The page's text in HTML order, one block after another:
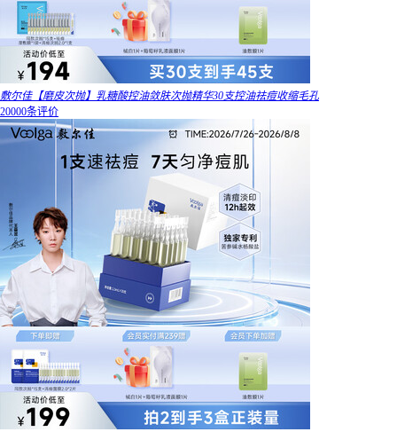
敷尔佳【磨皮次抛】乳糖酸控油敛肤次抛精华30支控油祛痘收缩毛孔
20000条评价